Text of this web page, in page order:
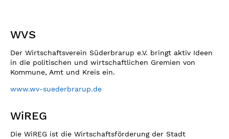
WVS
Der Wirtschaftsverein Süderbrarup e.V. bringt aktiv Ideen
in die politischen und wirtschaftlichen Gremien von
Kommune, Amt und Kreis ein.
www.wv-suederbrarup.de
WiREG
Die WiREG ist die Wirtschaftsförderung der Stadt